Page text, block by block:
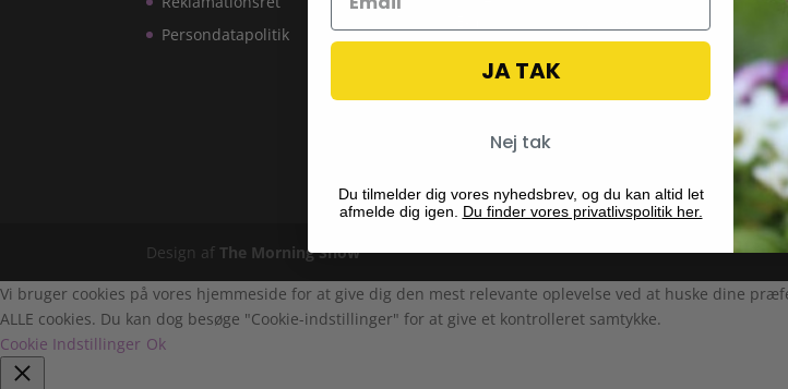
Persondatapolitik
Design af The Morning Show
Vi bruger cookies på vores hjemmeside for at give dig den mest relevante oplevelse ved at huske dine
ALLE cookies. Du kan dog besøge "Cookie-indstillinger" for at give et kontrolleret samtykke.
Cookie Indstillinger Ok
JA TAK
Nej tak
Du tilmelder dig vores nyhedsbrev, og du kan altid let
afmelde dig igen. Du finder vores privatlivspolitik her.